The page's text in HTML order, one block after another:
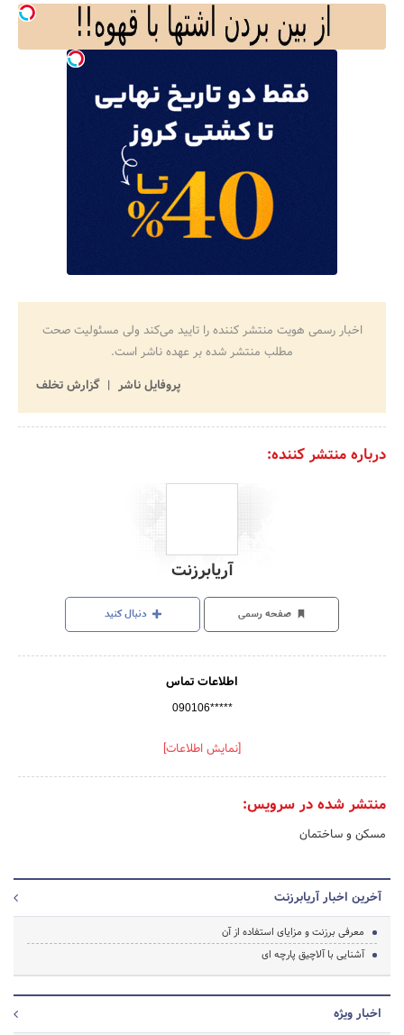
اخبار رسمی هویت منتشر کننده را تایید می‌کند ولی مسئولیت صحت
مطلب منتشر شده بر عهده ناشر است.
پروفایل ناشر
گزارش تخلف
درباره منتشر کننده:
آریابرزنت
صفحه رسمی دنبال کنید
اطلاعات تماس
090106*****
[نمایش اطلاعات]
منتشر شده در سرویس:
مسکن و ساختمان
آخرین اخبار آریابرزنت
معرفی برزنت و مزایای استفاده از آن
آشنایی با آلاچیق پارچه ای
اخبار ویژه